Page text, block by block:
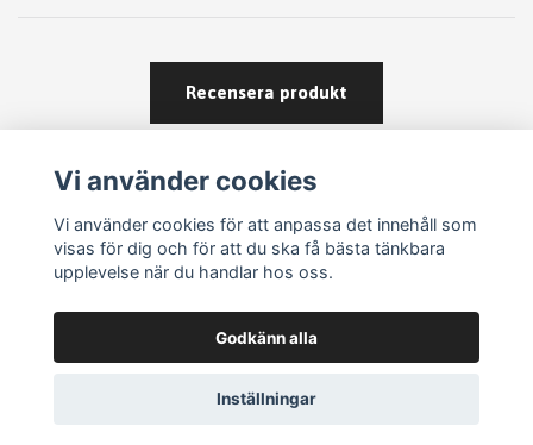
Recensera produkt
Om köp och returer
Vi använder cookies
Vi använder cookies för att anpassa det innehåll som
visas för dig och för att du ska få bästa tänkbara
upplevelse när du handlar hos oss.
Godkänn alla
Inställningar